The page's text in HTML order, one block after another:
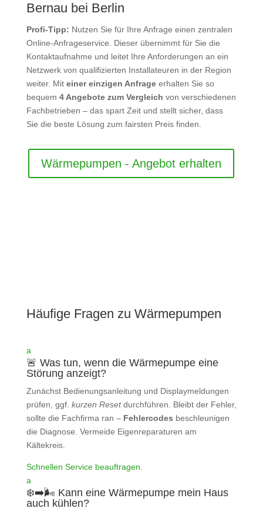
Bernau bei Berlin
Profi-Tipp: Nutzen Sie für Ihre Anfrage einen zentralen
Online-Anfrageservice. Dieser übernimmt für Sie die
Kontaktaufnahme und leitet Ihre Anforderungen an ein
Netzwerk von qualifizierten Installateuren in der Region
weiter. Mit einer einzigen Anfrageerhalten Sie so
bequem 4 Angebote zum Vergleich von verschiedenen
Fachbetrieben – das spart Zeit und stellt sicher, dass
Sie die beste Lösung zum fairsten Preis finden.
Wärmepumpen - Angebot erhalten
Häufige Fragen zu Wärmepumpen
a
🚨 Was tun, wenn die Wärmepumpe eine
Störung anzeigt?
Zunächst Bedienungsanleitung und Displaymeldungen
prüfen, ggf. kurzen Resetdurchführen. Bleibt der Fehler,
sollte die Fachfirma ran – Fehlercodes beschleunigen
die Diagnose. Vermeide Eigenreparaturen am
Kältekreis.
Schnellen Service beauftragen.
a
❄️➡️🌬️ Kann eine Wärmepumpe mein Haus
auch kühlen?